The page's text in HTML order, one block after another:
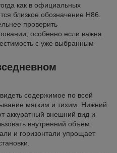
как в официальных
близкое обозначение H86.
проверить
особенно если важна
с уже выбранным
содержимое по всей
мягким и тихим. Нижний
аккуратный внешний вид и
внутренний объем.
и горизонтали упрощает